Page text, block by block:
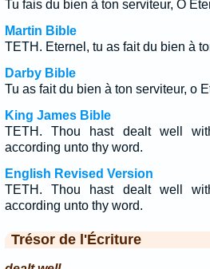
Tu fais du bien à ton serviteur, O
Martin Bible
TETH. Eternel, tu as fait du bien à
Darby Bible
Tu as fait du bien à ton serviteur, o
King James Bible
TETH. Thou hast dealt well
according unto thy word.
English Revised Version
TETH. Thou hast dealt well
according unto thy word.
Trésor de l'Écriture